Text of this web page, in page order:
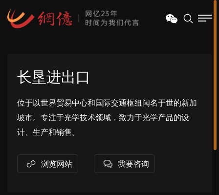
长垦进出口
位于以世界贸易中心和国际交通枢纽闻名于世的新加
坡市。专注于光学技术领域，致力于光学产品的设
计、生产和销售。
浏览网站 我要咨询